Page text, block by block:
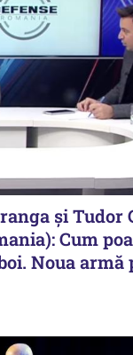
și Tudor
Cum
Noua armă